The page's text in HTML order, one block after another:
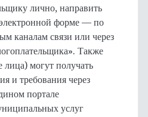
лично, направить
форме — по
каналам связи или через
Также
лица) могут получать
и требования через
портале
услуг